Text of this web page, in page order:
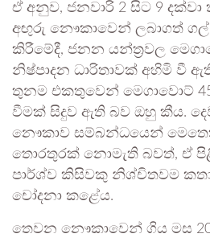
ඒ අනුව, ජනවාරි 2 සිට 9
අඟුරු නෞකාවෙන් ලබාගත් ගල්
කිරීමේදී, ජනන යන්ත්‍රවල
නිෂ්පාදන ධාරිතාවක් අහිමි වී
තුනම එකතුවෙන් මෙගාවොට්
වීමක් සිදුව ඇති බව ඔහු කීය.
නෞකාව සම්බන්ධයෙන්
තොරතුරක් නොමැති බවත්, ඒ
පාර්ශ්ව කිසිවකු නිශ්චිතවම
චෝදනා කළේය.
තෙවන නෞකාවෙන් ගිය මස 20